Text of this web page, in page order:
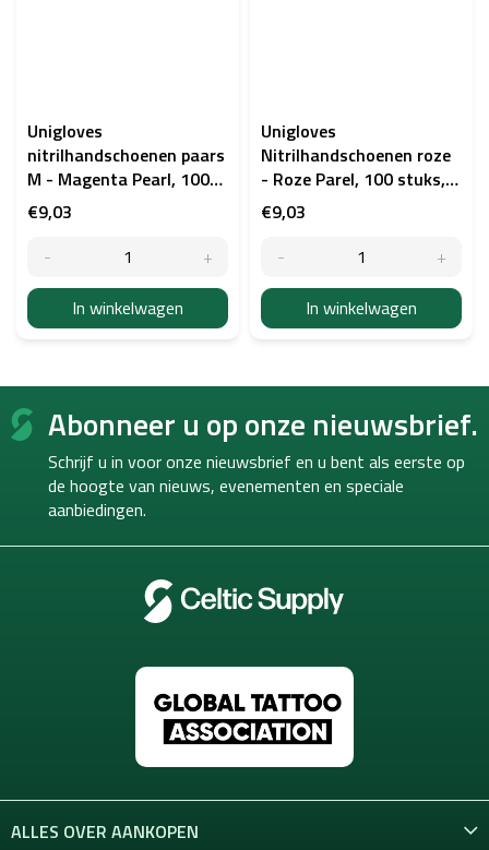
Unigloves
nitrilhandschoenen paars
M - Magenta Pearl, 100
stuks
€9,03
In winkelwagen
Unigloves
Nitrilhandschoenen roze
- Roze Parel, 100 stuks,
M
€9,03
In winkelwagen
F
Abonneer u op onze nieuwsbrief.
Schrijf u in voor onze nieuwsbrief en u bent als eerste op
de hoogte van nieuws, evenementen en speciale
aanbiedingen.
ALLES OVER AANKOPEN